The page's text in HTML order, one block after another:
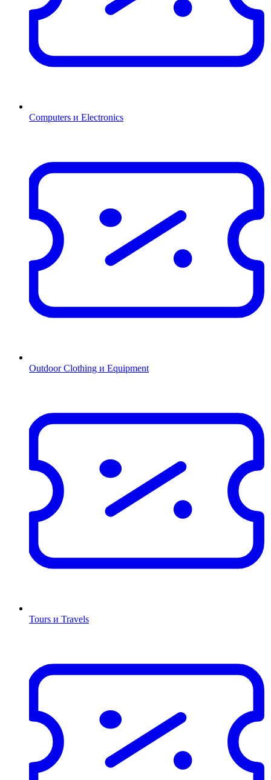
Computers и Electronics
Outdoor Clothing и Equipment
Tours и Travels